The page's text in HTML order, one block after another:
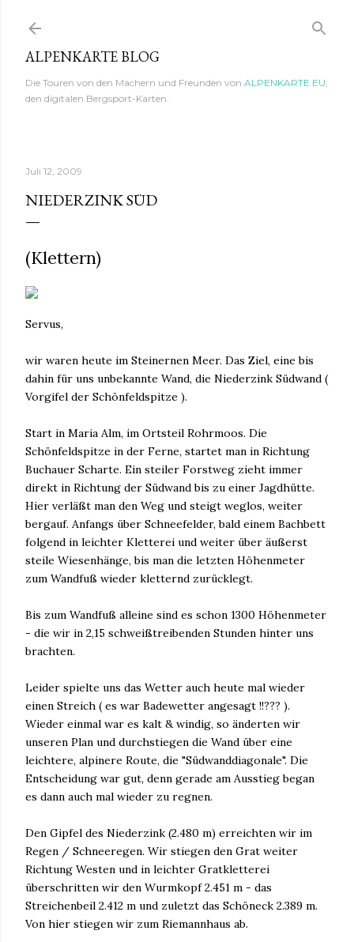
Direkt zum Hauptbereich
ALPENKARTE BLOG
Die Touren von den Machern und Freunden von ALPENKARTE.EU,
den digitalen Bergsport-Karten.
Juli 12, 2009
NIEDERZINK SÜD
(Klettern)
Servus,
wir waren heute im Steinernen Meer. Das Ziel, eine bis
dahin für uns unbekannte Wand, die Niederzink Südwand (
Vorgifel der Schönfeldspitze ).
Start in Maria Alm, im Ortsteil Rohrmoos. Die
Schönfeldspitze in der Ferne, startet man in Richtung
Buchauer Scharte. Ein steiler Forstweg zieht immer
direkt in Richtung der Südwand bis zu einer Jagdhütte.
Hier verläßt man den Weg und steigt weglos, weiter
bergauf. Anfangs über Schneefelder, bald einem Bachbett
folgend in leichter Kletterei und weiter über äußerst
steile Wiesenhänge, bis man die letzten Höhenmeter
zum Wandfuß wieder kletternd zurücklegt.
Bis zum Wandfuß alleine sind es schon 1300 Höhenmeter
- die wir in 2,15 schweißtreibenden Stunden hinter uns
brachten.
Leider spielte uns das Wetter auch heute mal wieder
einen Streich ( es war Badewetter angesagt !!??? ).
Wieder einmal war es kalt & windig, so änderten wir
unseren Plan und durchstiegen die Wand über eine
leichtere, alpinere Route, die "Südwanddiagonale". Die
Entscheidung war gut, denn gerade am Ausstieg began
es dann auch mal wieder zu regnen.
Den Gipfel des Niederzink (2.480 m) erreichten wir im
Regen / Schneeregen. Wir stiegen den Grat weiter
Richtung Westen und in leichter Gratkletterei
überschritten wir den Wurmkopf 2.451 m - das
Streichenbeil 2.412 m und zuletzt das Schöneck 2.389 m.
Von hier stiegen wir zum Riemannhaus ab.